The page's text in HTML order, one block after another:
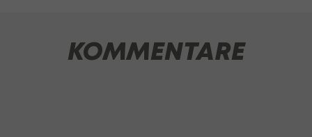
KOMMENTARE